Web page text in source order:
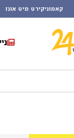
קאמוניקירט מיט אונז